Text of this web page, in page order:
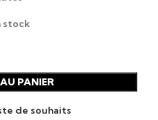
stock
PANIER
de souhaits